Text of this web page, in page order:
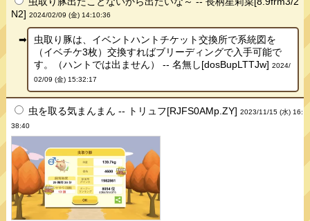
N2]2024/02/09 (金) 14:10:36
虫取り豚は、イベントハントチケット交換所で系統図を
（イベチケ3枚）交換すればブリーディングで入手可能で
す。（ハントでは出ません） -- 名無し[dosBupLTTJw] 2024/
02/09 (金) 15:32:17
虫を取る気まんまん -- トリュフ[RJFS0AMp.ZY]2023/11/15 (水) 16:
38:40